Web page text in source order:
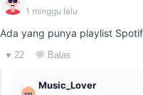
1 minggu lalu
Ada yang punya playlist
♥ 22 💬 Balas
Music_Lover